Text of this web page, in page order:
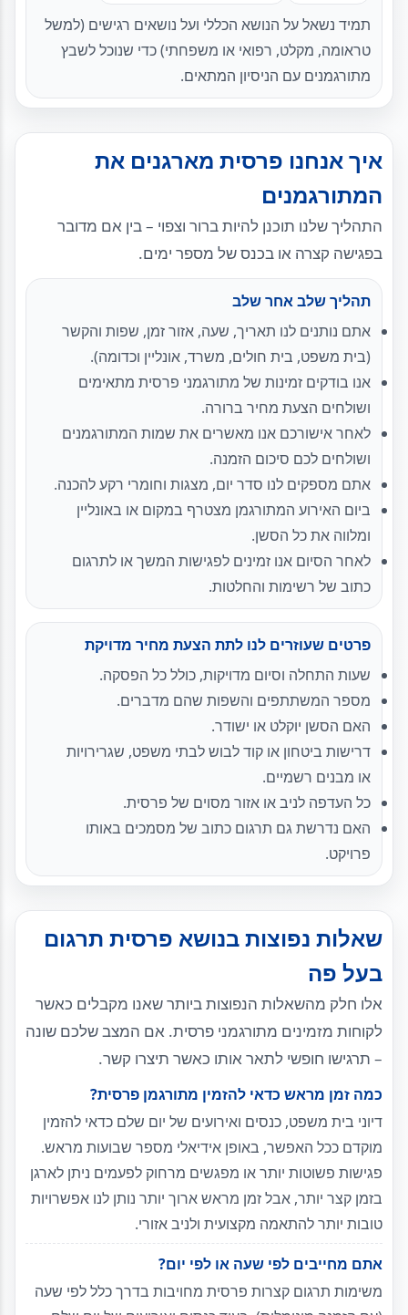
תמיד נשאל על הנושא הכללי ועל נושאים רגישים (למשל
טראומה, מקלט, רפואי או משפחתי) כדי שנוכל לשבץ
מתורגמנים עם הניסיון המתאים.
איך אנחנו פרסית מארגנים את
המתורגמנים
התהליך שלנו תוכנן להיות ברור וצפוי – בין אם מדובר
בפגישה קצרה או בכנס של מספר ימים.
תהליך שלב אחר שלב
אתם נותנים לנו תאריך, שעה, אזור זמן, שפות והקשר
(בית משפט, בית חולים, משרד, אונליין וכדומה).
אנו בודקים זמינות של מתורגמני פרסית מתאימים
ושולחים הצעת מחיר ברורה.
לאחר אישורכם אנו מאשרים את שמות המתורגמנים
ושולחים לכם סיכום הזמנה.
אתם מספקים לנו סדר יום, מצגות וחומרי רקע להכנה.
ביום האירוע המתורגמן מצטרף במקום או באונליין
ומלווה את כל הסשן.
לאחר הסיום אנו זמינים לפגישות המשך או לתרגום
כתוב של רשימות והחלטות.
פרטים שעוזרים לנו לתת הצעת מחיר מדויקת
שעות התחלה וסיום מדויקות, כולל כל הפסקה.
מספר המשתתפים והשפות שהם מדברים.
האם הסשן יוקלט או ישודר.
דרישות ביטחון או קוד לבוש לבתי משפט, שגרירויות
או מבנים רשמיים.
כל העדפה לניב או אזור מסוים של פרסית.
האם נדרשת גם תרגום כתוב של מסמכים באותו
פרויקט.
שאלות נפוצות בנושא פרסית תרגום
בעל פה
אלו חלק מהשאלות הנפוצות ביותר שאנו מקבלים כאשר
לקוחות מזמינים מתורגמני פרסית. אם המצב שלכם שונה
– תרגישו חופשי לתאר אותו כאשר תיצרו קשר.
כמה זמן מראש כדאי להזמין מתורגמן פרסית?
דיוני בית משפט, כנסים ואירועים של יום שלם כדאי להזמין
מוקדם ככל האפשר, באופן אידיאלי מספר שבועות מראש.
פגישות פשוטות יותר או מפגשים מרחוק לפעמים ניתן לארגן
בזמן קצר יותר, אבל זמן מראש ארוך יותר נותן לנו אפשרויות
טובות יותר להתאמה מקצועית ולניב אזורי.
אתם מחייבים לפי שעה או לפי יום?
משימות תרגום קצרות פרסית מחויבות בדרך כלל לפי שעה